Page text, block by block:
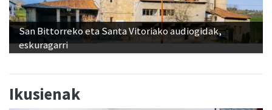
San Bittorreko eta Santa Vitoriako audiogidak,
eskuragarri
Ikusienak